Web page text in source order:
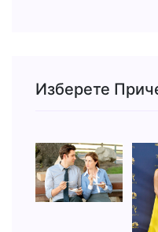
Изберете